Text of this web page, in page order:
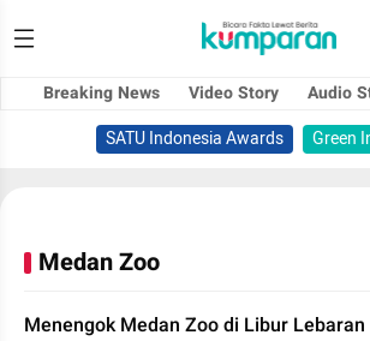
Breaking News Video Story Audio
SATU Indonesia Awards
Green
Medan Zoo
Menengok Medan Zoo di Libur Lebaran